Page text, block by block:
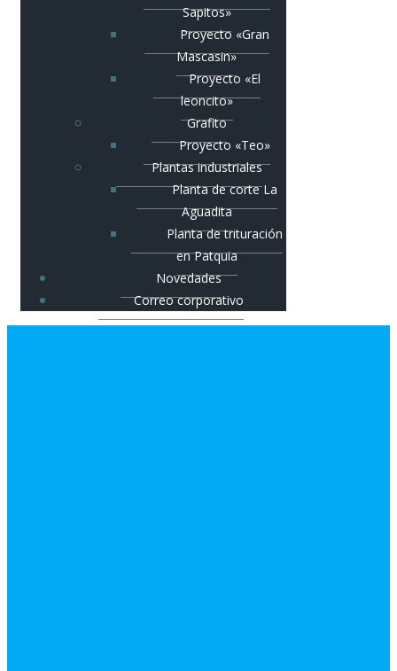
Sapitos»
Proyecto «Gran
Mascasin»
Proyecto «El
leoncito»
Grafito
Proyecto «Teo»
Plantas industriales
Planta de corte La
Aguadita
Planta de trituración
en Patquia
Novedades
Correo corporativo